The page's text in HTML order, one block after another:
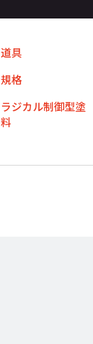
道具
規格
ラジカル制御型塗
料